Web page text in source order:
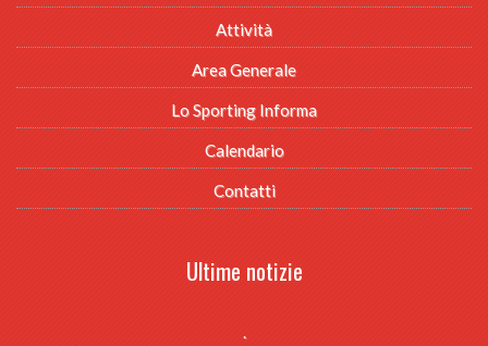
Attività
Area Generale
Lo Sporting Informa
Calendario
Contatti
Ultime notizie
.